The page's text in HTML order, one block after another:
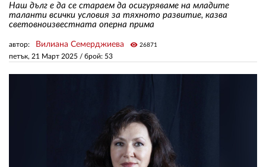
Наш дълг е да се стараем да осигуряваме на младите
таланти всички условия за тяхното развитие, казва
световноизвестната оперна прима
петък, 21 Март 2025 / брой: 53
автор: Вилиана Семерджиева visibility 26871
АВТОРИ
УСЛОВИЯ ЗА ПОЛЗВАНЕ
ПОЛИТИКА ЗА БИСКВИТКИТЕ